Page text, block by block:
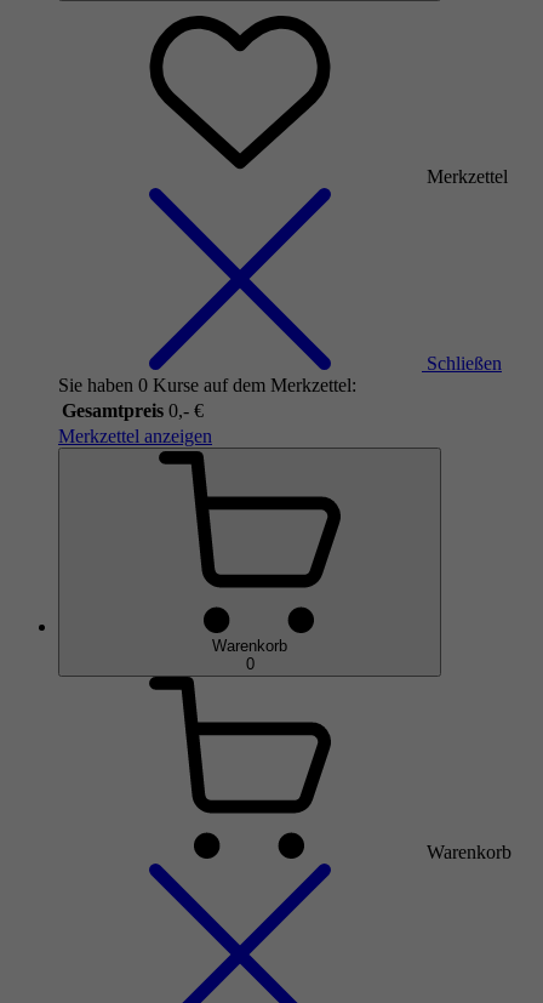
Merkzettel
Schließen
Sie haben 0 Kurse auf dem Merkzettel:
Gesamtpreis 0,- €
Merkzettel anzeigen
Warenkorb
0
Warenkorb